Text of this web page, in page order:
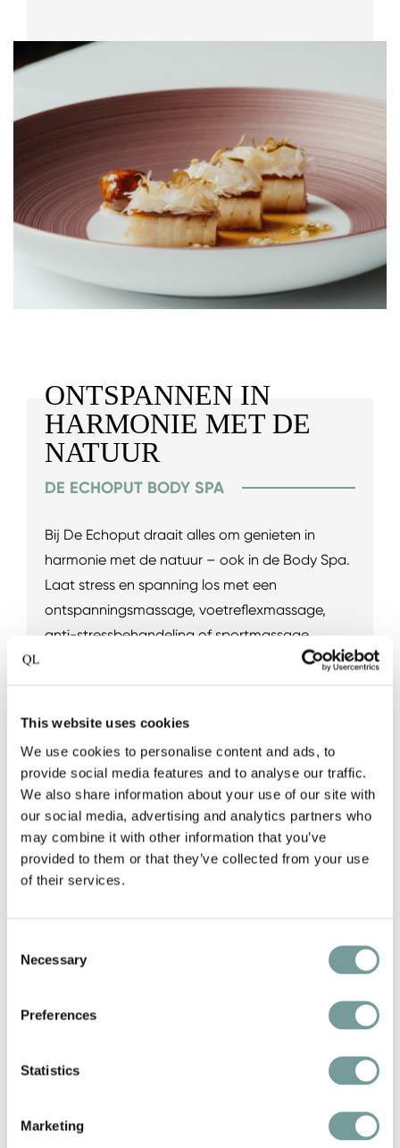
This website uses cookies
We use cookies to personalise content and ads, to
provide social media features and to analyse our traffic.
We also share information about your use of our site with
our social media, advertising and analytics partners who
may combine it with other information that you’ve
provided to them or that they’ve collected from your use
of their services.
Selection
Necessary
Preferences
Statistics
Marketing
ONTSPANNEN IN
HARMONIE MET DE
NATUUR
DE ECHOPUT BODY SPA
Bij De Echoput draait alles om genieten in
harmonie met de natuur – ook in de Body Spa.
Laat stress en spanning los met een
ontspanningsmassage, voetreflexmassage,
anti-stressbehandeling of sportmassage,
verzorgd door een ervaren therapeut die werkt
door de seizoenen en de kracht van het bos.
Na afloop kun je een duik nemen in het
verwarmde binnenzwembad of ontspannen in
de sauna. Verleng je moment van rust met een
lichte lunch of high tea in Grand Bistro Echo en
geniet nog even na van de stilte en de geuren
altijd in verbinding met de omgeving.